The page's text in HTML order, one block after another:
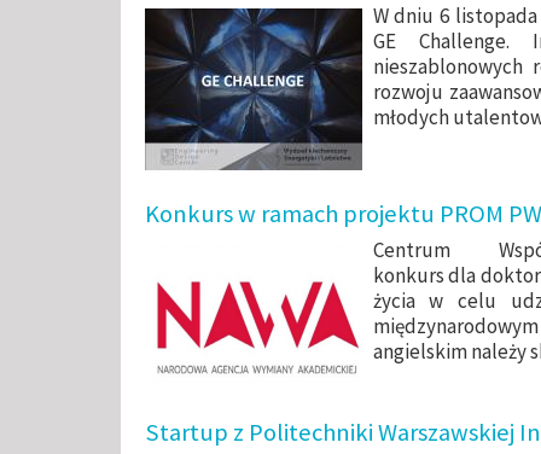
W dniu 6
GE Challenge.
rozwoju
młodych
Konkurs w ramach projektu PROM PW
Centrum
konkurs dla
życia w celu
angielskim należy
Startup z Politechniki Warszawskiej